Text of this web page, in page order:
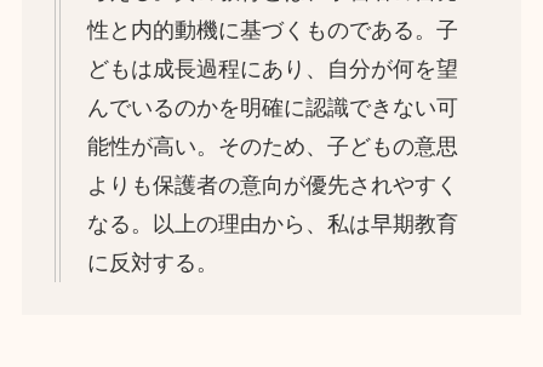
性と内的動機に基づくものである。子
どもは成長過程にあり、自分が何を望
んでいるのかを明確に認識できない可
能性が高い。そのため、子どもの意思
よりも保護者の意向が優先されやすく
なる。以上の理由から、私は早期教育
に反対する。